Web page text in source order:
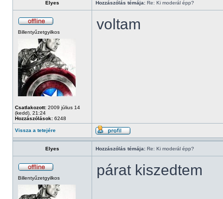
Elyes Hozzászólás témája: Re: Ki moderál épp?
Billentyűzetgyilkos
Csatlakozott: 2009 július 14
(kedd), 21:24
Hozzászólások: 6248
voltam
Vissza a tetejére
Elyes Hozzászólás témája: Re: Ki moderál épp?
Billentyűzetgyilkos párat kiszedtem